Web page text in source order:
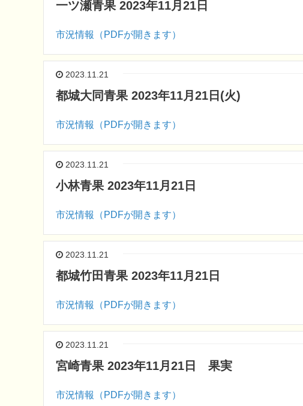
一ツ瀬青果 2023年11月21日
市況情報（PDFが開きます）
2023.11.21
都城大同青果 2023年11月21日(火)
市況情報（PDFが開きます）
2023.11.21
小林青果 2023年11月21日
市況情報（PDFが開きます）
2023.11.21
都城竹田青果 2023年11月21日
市況情報（PDFが開きます）
2023.11.21
宮崎青果 2023年11月21日 果実
市況情報（PDFが開きます）